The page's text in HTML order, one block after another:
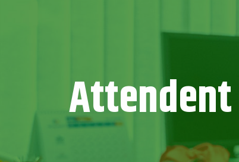
Attendent